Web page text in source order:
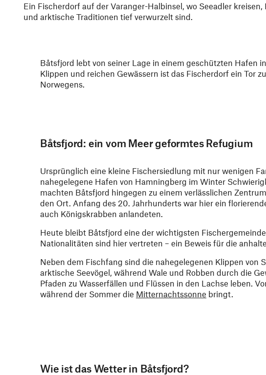
Ein Fischerdorf auf der Varanger-Halbinsel, wo Seeadler kreisen,
und arktische Traditionen tief verwurzelt sind.
Båtsfjord lebt von seiner Lage in einem geschützten Hafen
Klippen und reichen Gewässern ist das Fischerdorf ein Tor
Norwegens.
Båtsfjord: ein vom Meer geformtes Refugium
Ursprünglich eine kleine Fischersiedlung mit nur wenigen
nahegelegene Hafen von Hamningberg im Winter
machten Båtsfjord hingegen zu einem verlässlichen
den Ort. Anfang des 20. Jahrhunderts war hier ein
auch Königskrabben anlandeten.
Heute bleibt Båtsfjord eine der wichtigsten
Nationalitäten sind hier vertreten – ein Beweis für die
Neben dem Fischfang sind die nahegelegenen Klippen
arktische Seevögel, während Wale und Robben durch die
Pfaden zu Wasserfällen und Flüssen in den Lachse leben.
während der Sommer die Mitternachtssonne bringt.
Wie ist das Wetter in Båtsfjord?